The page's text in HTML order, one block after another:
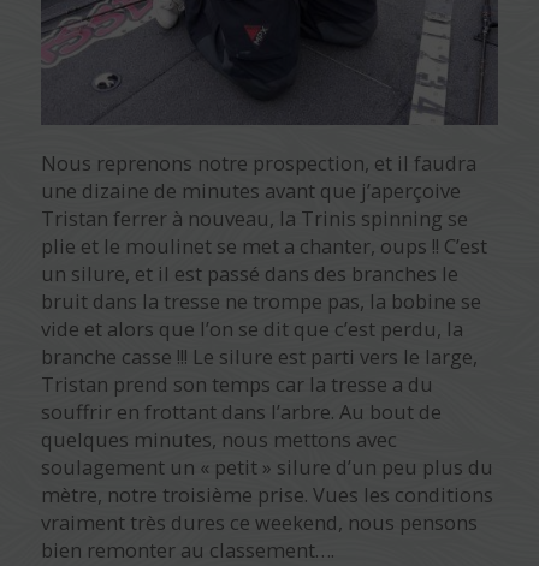
Nous reprenons notre prospection, et il faudra
une dizaine de minutes avant que j’aperçoive
Tristan ferrer à nouveau, la Trinis spinning se
plie et le moulinet se met a chanter, oups !! C’est
un silure, et il est passé dans des branches le
bruit dans la tresse ne trompe pas, la bobine se
vide et alors que l’on se dit que c’est perdu, la
branche casse !!! Le silure est parti vers le large,
Tristan prend son temps car la tresse a du
souffrir en frottant dans l’arbre. Au bout de
quelques minutes, nous mettons avec
soulagement un « petit » silure d’un peu plus du
mètre, notre troisième prise. Vues les conditions
vraiment très dures ce weekend, nous pensons
bien remonter au classement….